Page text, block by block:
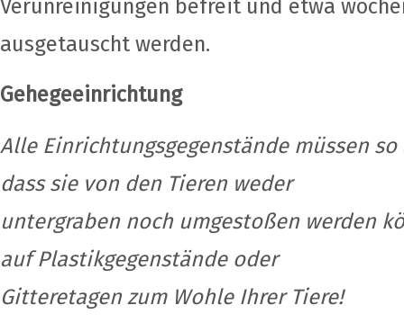
Verunreinigungen befreit und etwa
ausgetauscht werden.
Gehegeeinrichtung
Alle Einrichtungsgegenstände müssen
dass sie von den Tieren weder
untergraben noch umgestoßen werden
auf Plastikgegenstände oder
Gitteretagen zum Wohle Ihrer Tiere!